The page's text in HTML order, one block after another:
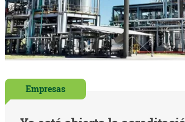
Empresas